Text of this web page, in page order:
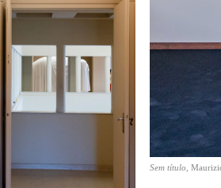
Sem título ,